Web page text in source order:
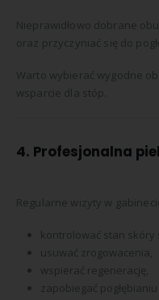
Nieprawidłowo dobrane
oraz przyczyniać się do
Warto wybierać wygodne
wsparcie dla stóp.
4. Profesjonalna
Regularne wizyty w
kontrolować stan skóry
usuwać zrogowacenia,
wspierać regenerację,
zapobiegać